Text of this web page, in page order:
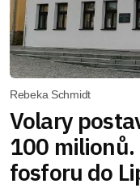
Rebeka Schmidt
Volary
100
fosforu do